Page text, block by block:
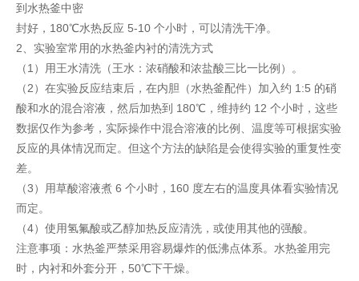
到水热釜中密
封好，180℃水热反应 5-10 个小时，可以清洗干净。
2、实验室常用的水热釜内衬的清洗方式
（1）用王水清洗（王水：浓硝酸和浓盐酸三比一比例）。
（2）在实验反应结束后，在内胆（水热釜配件）加入约 1:5 的硝
酸和水的混合溶液，然后加热到 180℃，维持约 12 个小时，这些
数据仅作为参考，实际操作中混合溶液的比例、温度等可根据实验
反应的具体情况而定。但这个方法的缺陷是会使得实验的重复性变
差。
（3）用草酸溶液煮 6 个小时，160 度左右的温度具体看实验情况
而定。
（4）使用氢氟酸或乙醇加热反应清洗，或使用其他的强酸。
注意事项：水热釜严禁采用容易爆炸的低沸点体系。水热釜用完
时，内衬和外套分开，50℃下干燥。